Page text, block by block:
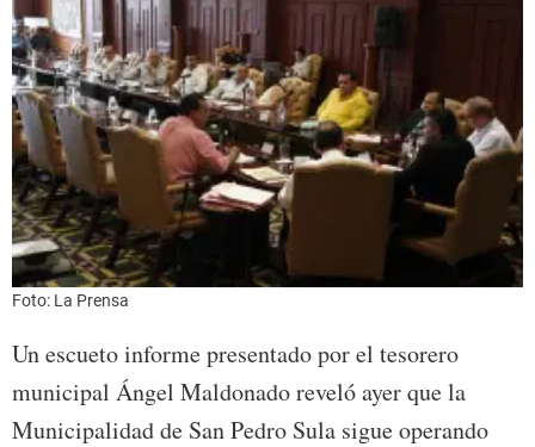
Foto: La Prensa
Un escueto informe presentado por el tesorero
municipal Ángel Maldonado reveló ayer que la
Municipalidad de San Pedro Sula sigue operando